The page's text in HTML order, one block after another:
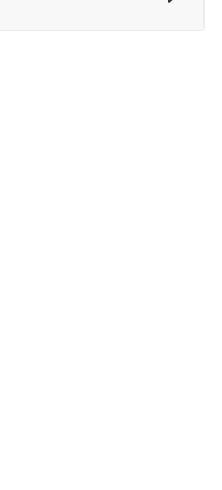
в настоящем
ознакомиться
Здесь
по
для
на
подробно
по
книжке), там